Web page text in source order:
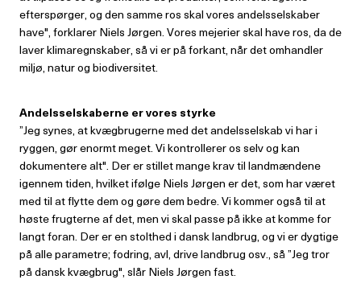
efterspørger, og den samme ros skal vores andelsselskaber
have", forklarer Niels Jørgen. Vores mejerier skal have ros, da de
laver klimaregnskaber, så vi er på forkant, når det omhandler
miljø, natur og biodiversitet.
Andelsselskaberne er vores styrke
”Jeg synes, at kvægbrugerne med det andelsselskab vi har i
ryggen, gør enormt meget. Vi kontrollerer os selv og kan
dokumentere alt". Der er stillet mange krav til landmændene
igennem tiden, hvilket ifølge Niels Jørgen er det, som har været
med til at flytte dem og gøre dem bedre. Vi kommer også til at
høste frugterne af det, men vi skal passe på ikke at komme for
langt foran. Der er en stolthed i dansk landbrug, og vi er dygtige
på alle parametre; fodring, avl, drive landbrug osv., så ”Jeg tror
på dansk kvægbrug", slår Niels Jørgen fast.